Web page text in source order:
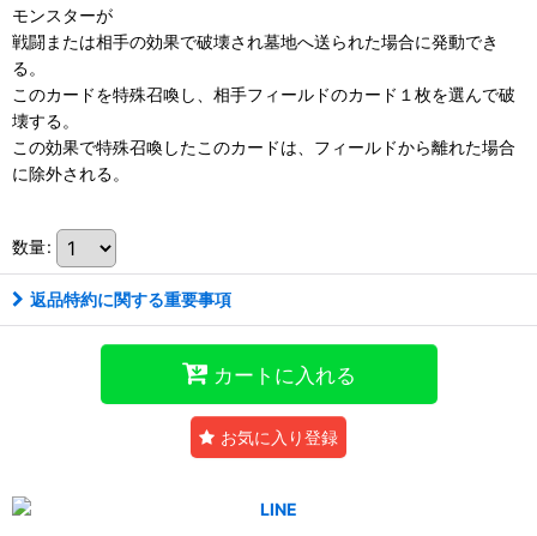
モンスターが
戦闘または相手の効果で破壊され墓地へ送られた場合に発動でき
る。
このカードを特殊召喚し、相手フィールドのカード１枚を選んで破
壊する。
この効果で特殊召喚したこのカードは、フィールドから離れた場合
に除外される。
数量:
返品特約に関する重要事項
カートに入れる
お気に入り登録